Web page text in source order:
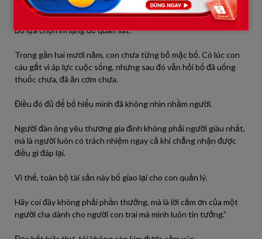
cũng dễ khiến họ ỷ lại hoặc trở thành mục tiêu của lòng tham.
Bố lựa chọn im lặng để quan sát.
Trong gần hai mươi năm, con chưa từng bỏ mặc bố. Có lúc con
cáu gắt vì áp lực cuộc sống, nhưng sau đó vẫn hỏi bố đã uống
thuốc chưa, đã ăn cơm chưa.
Điều đó đủ để bố hiểu mình đã không nhìn nhầm người.
Người đàn ông yêu thương gia đình không phải người giàu nhất,
mà là người luôn có trách nhiệm ngay cả khi chẳng nhận được
điều gì đáp lại.
Vì thế, toàn bộ tài sản này bố giao lại cho con quản lý.
Hãy coi đây không phải phần thưởng, mà là lời cảm ơn của một
người cha dành cho người con trai mà mình luôn tin tưởng.”